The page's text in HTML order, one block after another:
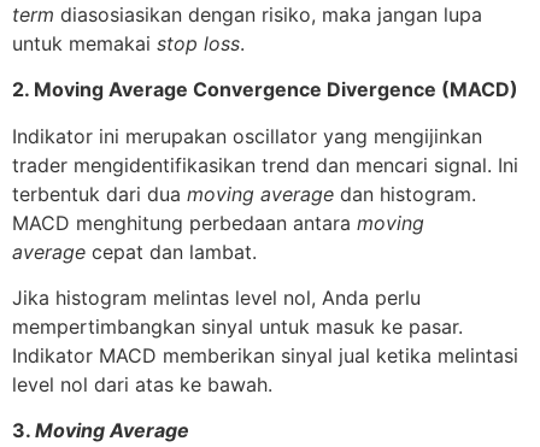
term diasosiasikan dengan risiko, maka jangan lupa
untuk memakai stop loss.
2. Moving Average Convergence Divergence (MACD)
Indikator ini merupakan oscillator yang mengijinkan
trader mengidentifikasikan trend dan mencari signal. Ini
terbentuk dari dua moving average dan histogram.
MACD menghitung perbedaan antara moving
average cepat dan lambat.
Jika histogram melintas level nol, Anda perlu
mempertimbangkan sinyal untuk masuk ke pasar.
Indikator MACD memberikan sinyal jual ketika melintasi
level nol dari atas ke bawah.
3. Moving Average